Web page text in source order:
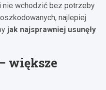
nie wchodzić bez potrzeby
najlepiej
jak najsprawniej usunęły
większe